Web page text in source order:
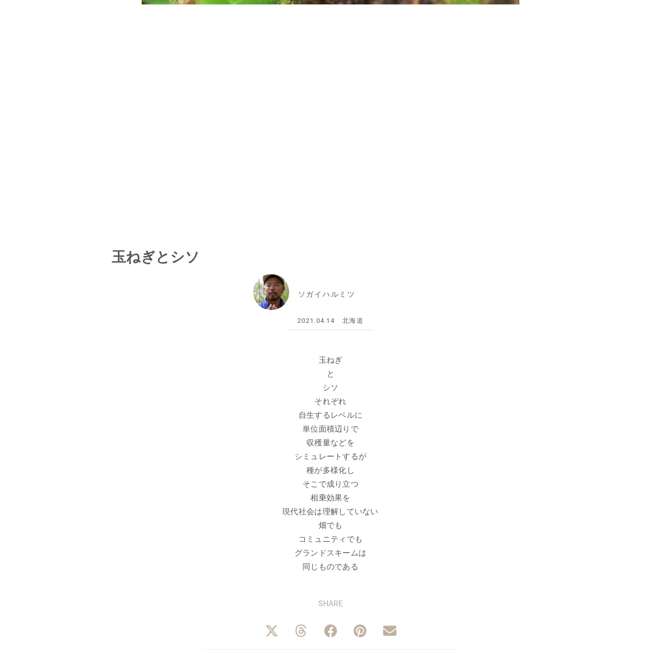
玉ねぎとシソ
ソガイハルミツ
2021.04.14 北海道
玉ねぎ
と
シソ
それぞれ
自生するレベルに
単位面積辺りで
収穫量などを
シミュレートするが
種が多様化し
そこで成り立つ
相乗効果を
現代社会は理解していない
畑でも
コミュニティでも
グランドスキームは
同じものである
SHARE